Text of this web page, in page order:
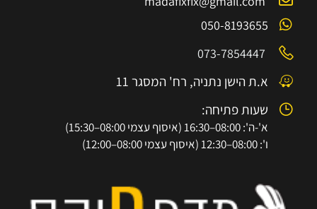
050-8193655
073-7854447
א.ת הישן נתניה, רח' המסגר 11
שעות פתיחה:
א'-ה': 08:00–16:30 (איסוף עצמי 08:00–15:30)
ו': 08:00–12:30 (איסוף עצמי 08:00–12:00)